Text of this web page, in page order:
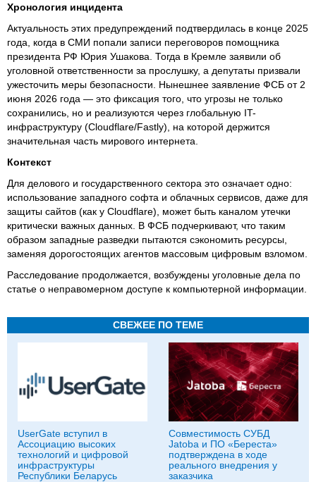
Хронология инцидента
Актуальность этих предупреждений подтвердилась в конце 2025
года, когда в СМИ попали записи переговоров помощника
президента РФ Юрия Ушакова. Тогда в Кремле заявили об
уголовной ответственности за прослушку, а депутаты призвали
ужесточить меры безопасности. Нынешнее заявление ФСБ от 2
июня 2026 года — это фиксация того, что угрозы не только
сохранились, но и реализуются через глобальную IT-
инфраструктуру (Cloudflare/Fastly), на которой держится
значительная часть мирового интернета.
Контекст
Для делового и государственного сектора это означает одно:
использование западного софта и облачных сервисов, даже для
защиты сайтов (как у Cloudflare), может быть каналом утечки
критически важных данных. В ФСБ подчеркивают, что таким
образом западные разведки пытаются сэкономить ресурсы,
заменяя дорогостоящих агентов массовым цифровым взломом.
Расследование продолжается, возбуждены уголовные дела по
статье о неправомерном доступе к компьютерной информации.
СВЕЖЕЕ ПО ТЕМЕ
UserGate вступил в
Ассоциацию высоких
технологий и цифровой
инфраструктуры
Республики Беларусь
Совместимость СУБД
Jatoba и ПО «Береста»
подтверждена в ходе
реального внедрения у
заказчика